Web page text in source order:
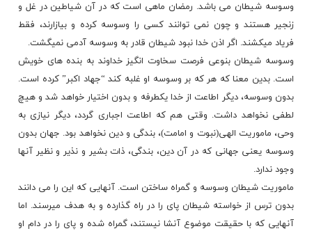
وسوسه شیطان می باشد. رمضان ماهی است که در آن شیاطین در غل و
زنجیر هستند و چون نمی توانند کسی را وسوسه کرده و بیازارند، فقط
فریاد میکشند. اگر اذن خدا نبود شیطان قادر به وسوسه آدمی نمیگشت.
وسوسه شیطان بنوعی فرصت سخاوت انگیز خداوند به بنده های خویش
است. بدین معنا که هر که بر وسوسه او غلبه کند “جهاد اکبر” کرده است.
بدون وسوسه، دیگر اطاعت از خدا یکطرفه و بدون اختیار خواهد شد و هیچ
لطفی نخواهد داشت. وقتی هم که اطاعت اجباری گردد، دیگر نیازی به
وحی، ماموریت الهی(نبوت و امامت)، بندگی و دین نخواهد بود. جهان بدون
وسوسه یعنی جهانی که در آن دین، بندگی، ذات بشیر و نذیر و نظیر آنها
وجود ندارد.
ماموریت شیطان وسوسه و گمراه ساختن است. آنهایی که این را می دانند
بدون ترس از خواسته شیطان پای را در راه گذارده و به هدف میرسند. اما
آنهایی که با حقیقت موضوع آنشا نیستند، گمراه شده و پای را در دام او